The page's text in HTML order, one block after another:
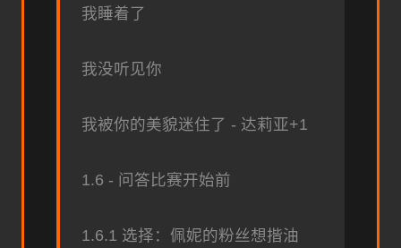
我睡着了
我没听见你
我被你的美貌迷住了 - 达莉亚+1
1.6 - 问答比赛开始前
1.6.1 选择：佩妮的粉丝想揩油